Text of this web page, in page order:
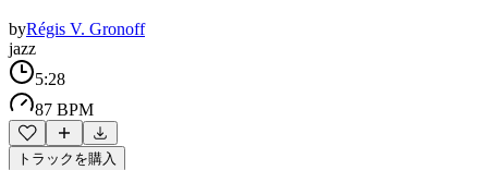
byRégis V. Gronoff
jazz
5:28
87 BPM
トラックを購入